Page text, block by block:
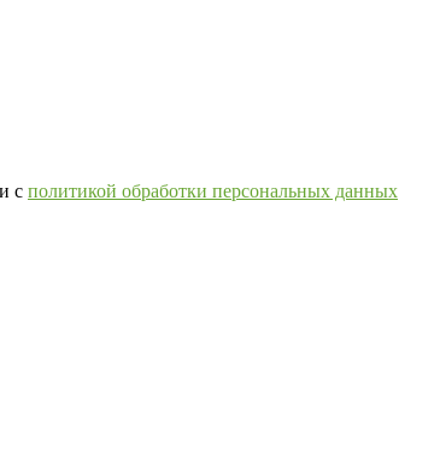
с политикой обработки персональных данных